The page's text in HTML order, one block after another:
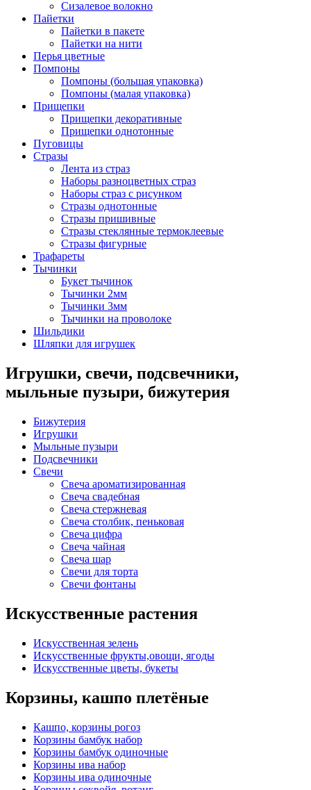
Сизалевое волокно
Пайетки
Пайетки в пакете
Пайетки на нити
Перья цветные
Помпоны
Помпоны (большая упаковка)
Помпоны (малая упаковка)
Прищепки
Прищепки декоративные
Прищепки однотонные
Пуговицы
Стразы
Лента из страз
Наборы разноцветных страз
Наборы страз с рисунком
Стразы однотонные
Стразы пришивные
Стразы стеклянные термоклеевые
Стразы фигурные
Трафареты
Тычинки
Букет тычинок
Тычинки 2мм
Тычинки 3мм
Тычинки на проволоке
Шильдики
Шляпки для игрушек
Игрушки, свечи, подсвечники,
мыльные пузыри, бижутерия
Бижутерия
Игрушки
Мыльные пузыри
Подсвечники
Свечи
Свеча ароматизированная
Свеча свадебная
Свеча стержневая
Свеча столбик, пеньковая
Свеча цифра
Свеча чайная
Свеча шар
Свечи для торта
Свечи фонтаны
Искусственные растения
Искусственная зелень
Искусственные фрукты,овощи, ягоды
Искусственные цветы, букеты
Корзины, кашпо плетёные
Кашпо, корзины рогоз
Корзины бамбук набор
Корзины бамбук одиночные
Корзины ива набор
Корзины ива одиночные